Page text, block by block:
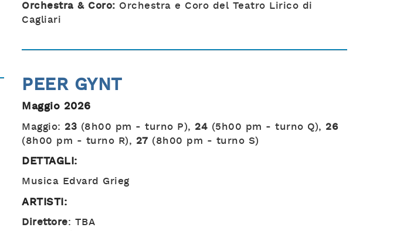
Orchestra & Coro: Orchestra e Coro del Teatro Lirico di
Cagliari
PEER GYNT
Maggio 2026
Maggio: 23 (8h00 pm - turno P), 24 (5h00 pm - turno Q), 26
(8h00 pm - turno R), 27 (8h00 pm - turno S)
DETTAGLI:
Musica Edvard Grieg
ARTISTI:
Direttore: TBA